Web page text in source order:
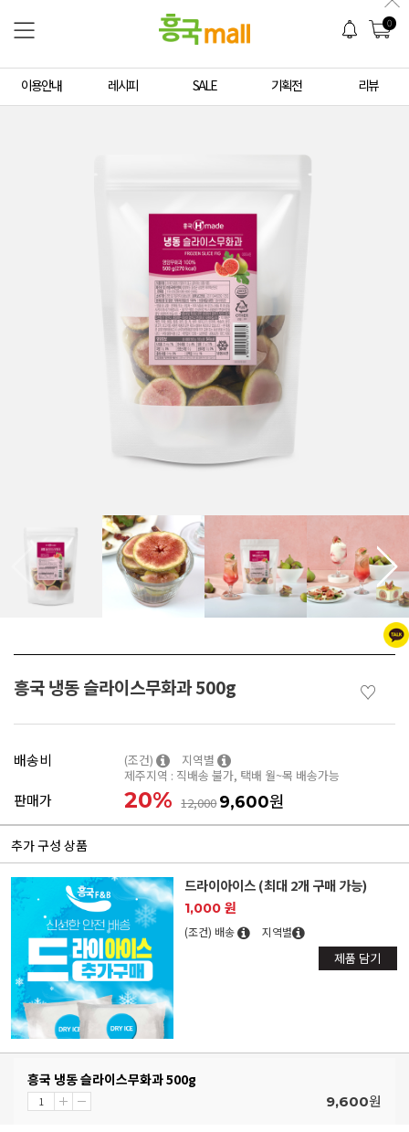
0
이용안내 레시피 SALE 기획전 리뷰
흥국 냉동 슬라이스무화과 500g ♡
배송비 (조건)
지역별
제주지역 : 직배송 불가, 택배 월~목 배송가능
판매가 20% 12,0009,600원
추가 구성 상품
드라이아이스 (최대 2개 구매 가능)
1,000 원
(조건) 배송 지역별
제품 담기
흥국 냉동 슬라이스무화과 500g
9,600원